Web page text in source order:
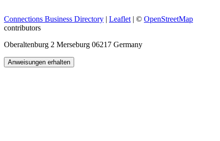
Connections Business Directory | Leaflet | © OpenStreetMap
contributors
Oberaltenburg 2 Merseburg 06217 Germany
Anweisungen erhalten